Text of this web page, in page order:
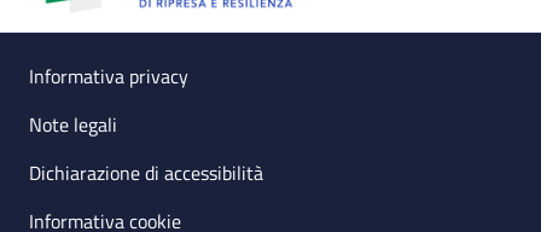
Small prints
Useful links section
Informativa privacy
Note legali
Dichiarazione di accessibilità
Informativa cookie